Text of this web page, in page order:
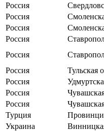
Россия
Россия
Россия
Россия
Россия
Россия
Тульская
Россия
Россия
Россия
Турция
Украина